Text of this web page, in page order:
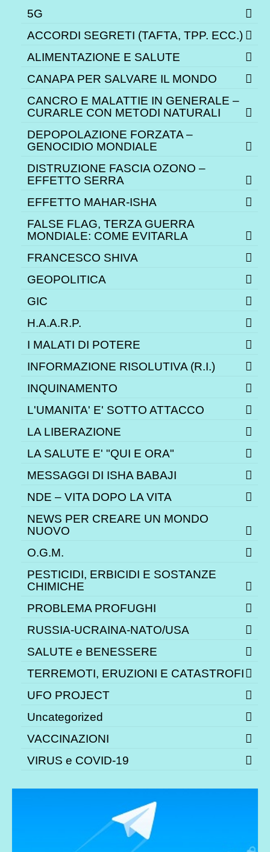
5G
ACCORDI SEGRETI (TAFTA, TPP. ECC.)
ALIMENTAZIONE E SALUTE
CANAPA PER SALVARE IL MONDO
CANCRO E MALATTIE IN GENERALE –
CURARLE CON METODI NATURALI
DEPOPOLAZIONE FORZATA –
GENOCIDIO MONDIALE
DISTRUZIONE FASCIA OZONO –
EFFETTO SERRA
EFFETTO MAHAR-ISHA
FALSE FLAG, TERZA GUERRA
MONDIALE: COME EVITARLA
FRANCESCO SHIVA
GEOPOLITICA
GIC
H.A.A.R.P.
I MALATI DI POTERE
INFORMAZIONE RISOLUTIVA (R.I.)
INQUINAMENTO
L'UMANITA' E' SOTTO ATTACCO
LA LIBERAZIONE
LA SALUTE E' "QUI E ORA"
MESSAGGI DI ISHA BABAJI
NDE – VITA DOPO LA VITA
NEWS PER CREARE UN MONDO
NUOVO
O.G.M.
PESTICIDI, ERBICIDI E SOSTANZE
CHIMICHE
PROBLEMA PROFUGHI
RUSSIA-UCRAINA-NATO/USA
SALUTE e BENESSERE
TERREMOTI, ERUZIONI E CATASTROFI
UFO PROJECT
Uncategorized
VACCINAZIONI
VIRUS e COVID-19